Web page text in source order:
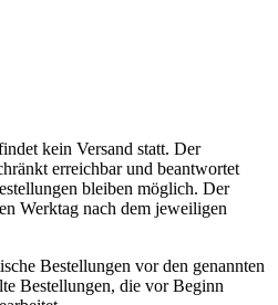
kein Versand statt. Der
erreichbar und beantwortet
bleiben möglich. Der
Werktag nach dem jeweiligen
Bestellungen vor den genannten
Bestellungen, die vor Beginn